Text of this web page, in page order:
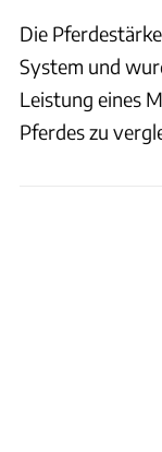
Die
System und
Leistung eines
Pferdes zu